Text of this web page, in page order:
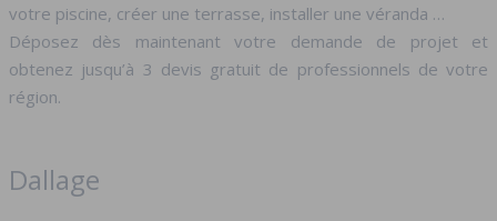
votre piscine, créer une terrasse, installer une véranda …
Déposez dès maintenant votre demande de projet et
obtenez jusqu’à 3 devis gratuit de professionnels de votre
région.
Dallage